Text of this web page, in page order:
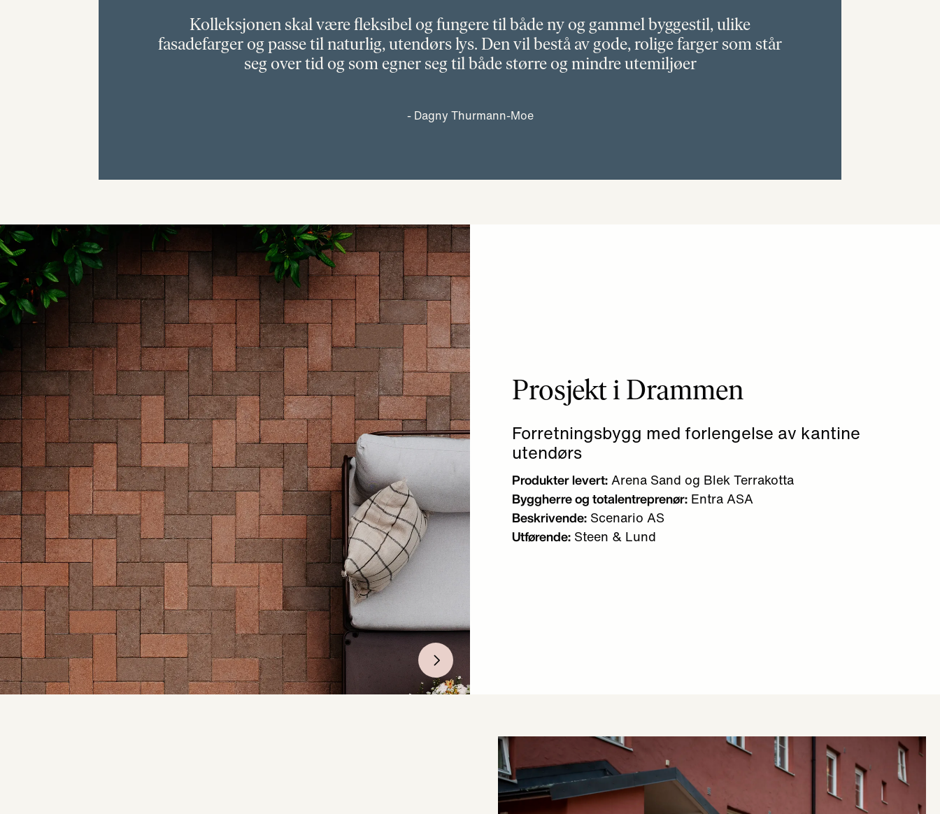
Kolleksjonen skal være fleksibel og fungere til både ny og gammel byggestil, ulike
fasadefarger og passe til naturlig, utendørs lys. Den vil bestå av gode, rolige farger som står
seg over tid og som egner seg til både større og mindre utemiljøer
Dagny Thurmann-Moe
Prosjekt i Drammen
Forretningsbygg med forlengelse av kantine
utendørs
Produkter levert: Arena Sand og Blek Terrakotta
Byggherre og totalentreprenør: Entra ASA
Beskrivende: Scenario AS
Utførende: Steen & Lund